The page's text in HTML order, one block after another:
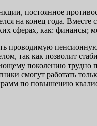
постоянное
на конец года. Вместе
сферах, как:
проводимую
так как позволит
поколению
смогут работать
по повышению